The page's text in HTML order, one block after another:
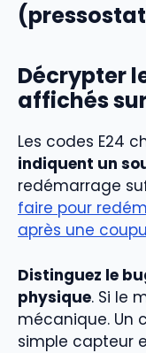
Décrypter
affichés
Les codes E24
indiquent un
redémarrage
faire pour
après une
Distinguez le
physique. Si le
mécanique. Un
simple capteur